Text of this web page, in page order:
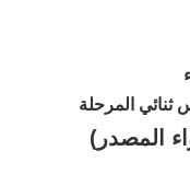
المرحلة
المصدر)